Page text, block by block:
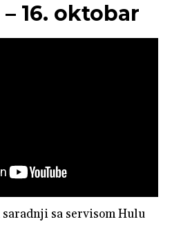
16. oktobar
sa servisom Hulu